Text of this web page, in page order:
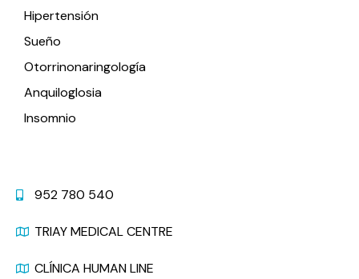
Hipertensión
Sueño
Otorrinonaringología
Anquiloglosia
Insomnio
952 780 540
TRIAY MEDICAL CENTRE
CLÍNICA HUMAN LINE